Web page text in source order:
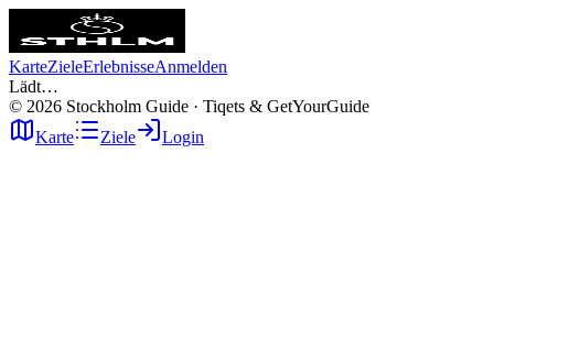
KarteZieleErlebnisseAnmelden
Lädt…
© 2026 Stockholm Guide · Tiqets & GetYourGuide
Karte
Ziele Login